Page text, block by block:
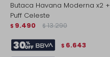
Butaca Havana Moderna x2 +
Puff Celeste
$ 9.490 $ 13.290
$ 6.643